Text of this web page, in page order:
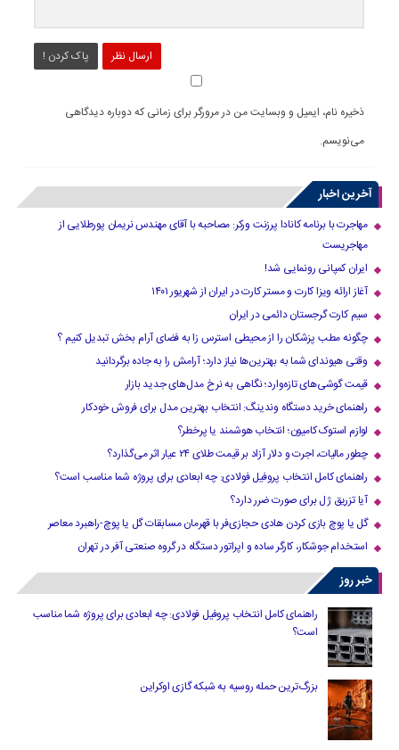
ارسال نظر پاک کردن !
ذخیره نام، ایمیل و وبسایت من در مرورگر برای زمانی که دوباره دیدگاهی
می‌نویسم.
آخرین اخبار
مهاجرت با برنامه کانادا پرزنت ورکر: مصاحبه با آقای مهندس نریمان پورطلایی از
مهاجریست
ایران کمپانی رونمایی شد!
آغاز ارائه ویزا کارت و مستر کارت در ایران از شهریور ۱۴۰۱
سیم کارت گرجستان دائمی در ایران
چگونه مطب پزشکان را از محیطی استرس زا به فضای آرام بخش تبدیل کنیم ؟
وقتی هیوندای شما به بهترین‌ها نیاز دارد؛ آرامش را به جاده برگردانید
قیمت گوشی‌های تازه‌وارد؛ نگاهی به نرخ مدل‌های جدید بازار
راهنمای خرید دستگاه وندینگ: انتخاب بهترین مدل برای فروش خودکار
لوازم استوک کامیون؛ انتخاب هوشمند یا پرخطر؟
چطور مالیات، اجرت و دلار آزاد بر قیمت طلای ۲۴ عیار اثر می‌گذارد؟
راهنمای کامل انتخاب پروفیل فولادی: چه ابعادی برای پروژه شما مناسب است؟
آیا تزریق ژل برای صورت ضرر دارد​؟
گل یا پوچ بازی کردن هادی حجازی‌فر با قهرمان مسابقات گل یا پوچ-راهبرد معاصر
استخدام جوشکار، کارگر ساده و اپراتور دستگاه در گروه صنعتی آفر در تهران
خبر روز
راهنمای کامل انتخاب پروفیل فولادی: چه ابعادی برای پروژه شما مناسب
است؟
بزرگ‌ترین حمله روسیه به شبکه گازی اوکراین